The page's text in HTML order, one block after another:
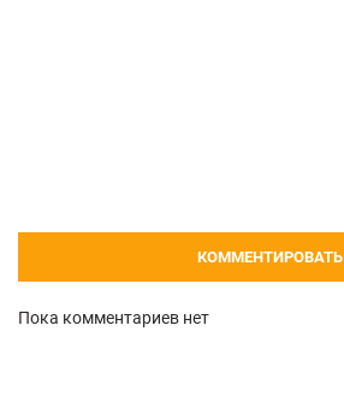
КОММЕНТИРОВАТЬ
Пока комментариев нет